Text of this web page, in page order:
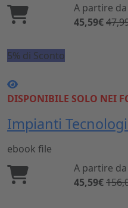
A partire da
45,59€
5% di Sconto
DISPONIBILE SOLO NEI
Impianti
ebook file
A partire da
45,59€